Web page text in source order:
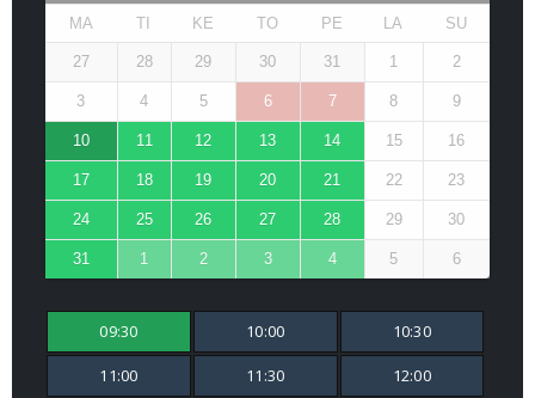
MA TI KE TO PE LA SU
27 28 29 30 31 1 2
3 4 5 6 7 8 9
10 11 12 13 14 15 16
17 18 19 20 21 22 23
24 25 26 27 28 29 30
31 1 2 3 4 5 6
09:30 10:00 10:30
11:00 11:30 12:00